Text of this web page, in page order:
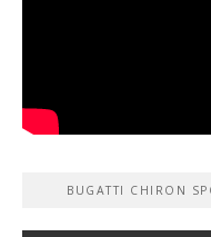
BUGATTI CHIRON